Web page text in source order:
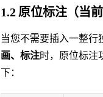
1.2 原位标注（当
当您不需要插入一整行
画、标注时，原位标注
下：